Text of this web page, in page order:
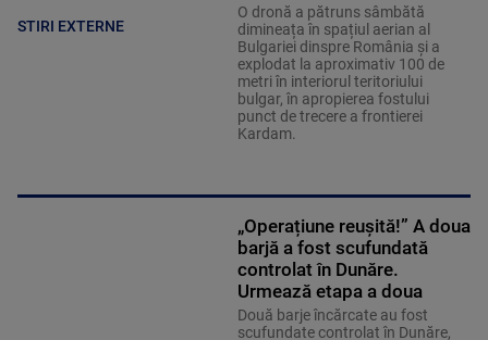
STIRI EXTERNE
O dronă a pătruns sâmbătă
dimineața în spațiul aerian al
Bulgariei dinspre România și a
explodat la aproximativ 100 de
metri în interiorul teritoriului
bulgar, în apropierea fostului
punct de trecere a frontierei
Kardam.
„Operațiune reușită!” A doua
barjă a fost scufundată
controlat în Dunăre.
Urmează etapa a doua
Două barje încărcate au fost
scufundate controlat în Dunăre,